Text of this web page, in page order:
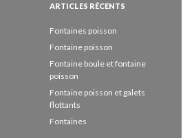
ARTICLES RÉCENTS
Fontaines poisson
Fontaine poisson
Fontaine boule et fontaine
poisson
Fontaine poisson et galets
flottants
Fontaines